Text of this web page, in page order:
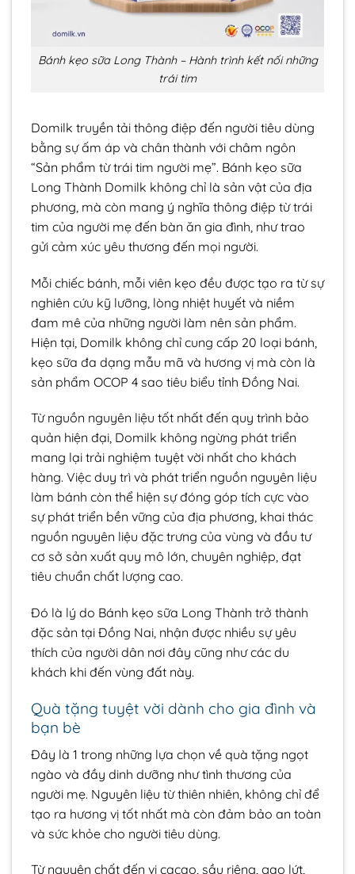
Bánh kẹo sữa Long Thành – Hành trình kết nối những
trái tim
Domilk truyền tải thông điệp đến người tiêu dùng
bằng sự ấm áp và chân thành với châm ngôn
“Sản phẩm từ trái tim người mẹ”. Bánh kẹo sữa
Long Thành Domilk không chỉ là sản vật của địa
phương, mà còn mang ý nghĩa thông điệp từ trái
tim của người mẹ đến bàn ăn gia đình, như trao
gửi cảm xúc yêu thương đến mọi người.
Mỗi chiếc bánh, mỗi viên kẹo đều được tạo ra từ sự
nghiên cứu kỹ lưỡng, lòng nhiệt huyết và niềm
đam mê của những người làm nên sản phẩm.
Hiện tại, Domilk không chỉ cung cấp 20 loại bánh,
kẹo sữa đa dạng mẫu mã và hương vị mà còn là
sản phẩm OCOP 4 sao tiêu biểu tỉnh Đồng Nai.
Từ nguồn nguyên liệu tốt nhất đến quy trình bảo
quản hiện đại, Domilk không ngừng phát triển
mang lại trải nghiệm tuyệt vời nhất cho khách
hàng. Việc duy trì và phát triển nguồn nguyên liệu
làm bánh còn thể hiện sự đóng góp tích cực vào
sự phát triển bền vững của địa phương, khai thác
nguồn nguyên liệu đặc trưng của vùng và đầu tư
cơ sở sản xuất quy mô lớn, chuyên nghiệp, đạt
tiêu chuẩn chất lượng cao.
Đó là lý do Bánh kẹo sữa Long Thành trở thành
đặc sản tại Đồng Nai, nhận được nhiều sự yêu
thích của người dân nơi đây cũng như các du
khách khi đến vùng đất này.
Quà tặng tuyệt vời dành cho gia đình và
bạn bè
Đây là 1 trong những lựa chọn về quà tặng ngọt
ngào và đầy dinh dưỡng như tình thương của
người mẹ. Nguyên liệu từ thiên nhiên, không chỉ để
tạo ra hương vị tốt nhất mà còn đảm bảo an toàn
và sức khỏe cho người tiêu dùng.
Từ nguyên chất đến vị cacao, sầu riêng, gạo lứt,